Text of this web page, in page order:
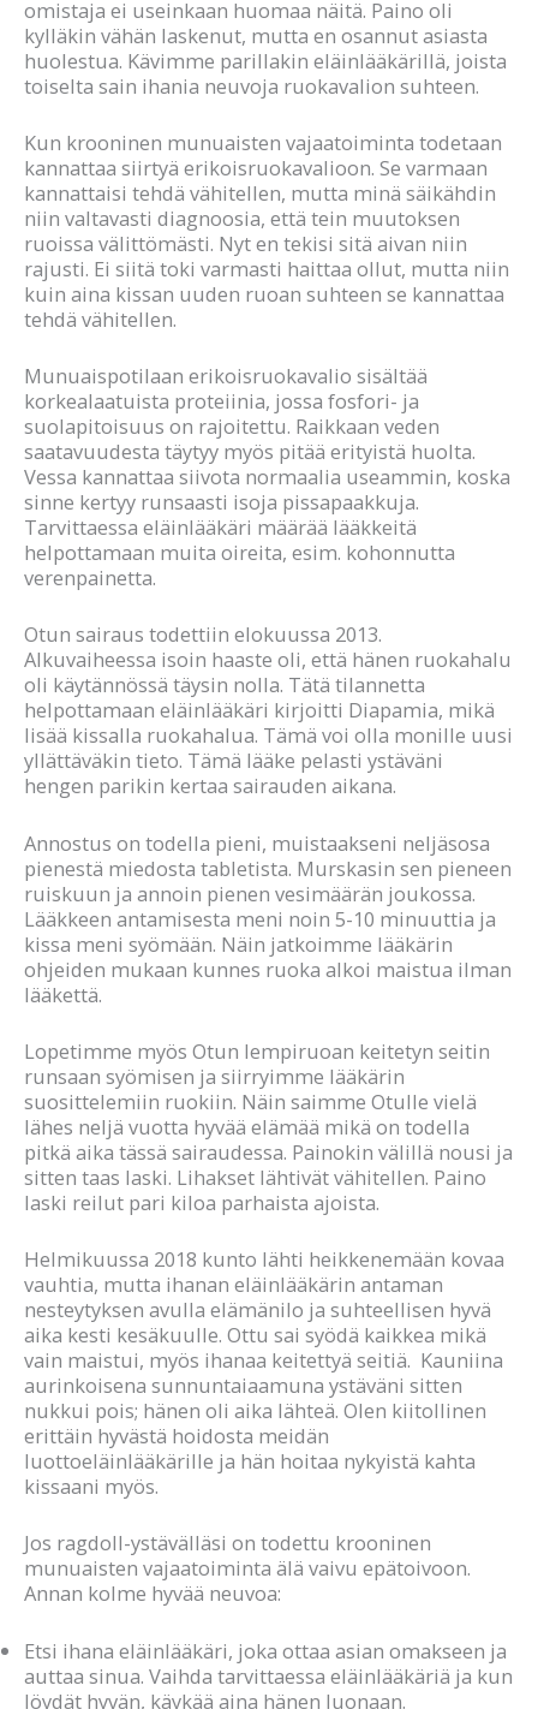
omistaja ei useinkaan huomaa näitä. Paino oli
kylläkin vähän laskenut, mutta en osannut asiasta
huolestua. Kävimme parillakin eläinlääkärillä, joista
toiselta sain ihania neuvoja ruokavalion suhteen.
Kun krooninen munuaisten vajaatoiminta todetaan
kannattaa siirtyä erikoisruokavalioon. Se varmaan
kannattaisi tehdä vähitellen, mutta minä säikähdin
niin valtavasti diagnoosia, että tein muutoksen
ruoissa välittömästi. Nyt en tekisi sitä aivan niin
rajusti. Ei siitä toki varmasti haittaa ollut, mutta niin
kuin aina kissan uuden ruoan suhteen se kannattaa
tehdä vähitellen.
Munuaispotilaan erikoisruokavalio sisältää
korkealaatuista proteiinia, jossa fosfori- ja
suolapitoisuus on rajoitettu. Raikkaan veden
saatavuudesta täytyy myös pitää erityistä huolta.
Vessa kannattaa siivota normaalia useammin, koska
sinne kertyy runsaasti isoja pissapaakkuja.
Tarvittaessa eläinlääkäri määrää lääkkeitä
helpottamaan muita oireita, esim. kohonnutta
verenpainetta.
Otun sairaus todettiin elokuussa 2013.
Alkuvaiheessa isoin haaste oli, että hänen ruokahalu
oli käytännössä täysin nolla. Tätä tilannetta
helpottamaan eläinlääkäri kirjoitti Diapamia, mikä
lisää kissalla ruokahalua. Tämä voi olla monille uusi
yllättäväkin tieto. Tämä lääke pelasti ystäväni
hengen parikin kertaa sairauden aikana.
Annostus on todella pieni, muistaakseni neljäsosa
pienestä miedosta tabletista. Murskasin sen pieneen
ruiskuun ja annoin pienen vesimäärän joukossa.
Lääkkeen antamisesta meni noin 5-10 minuuttia ja
kissa meni syömään. Näin jatkoimme lääkärin
ohjeiden mukaan kunnes ruoka alkoi maistua ilman
lääkettä.
Lopetimme myös Otun lempiruoan keitetyn seitin
runsaan syömisen ja siirryimme lääkärin
suosittelemiin ruokiin. Näin saimme Otulle vielä
lähes neljä vuotta hyvää elämää mikä on todella
pitkä aika tässä sairaudessa. Painokin välillä nousi ja
sitten taas laski. Lihakset lähtivät vähitellen. Paino
laski reilut pari kiloa parhaista ajoista.
Helmikuussa 2018 kunto lähti heikkenemään kovaa
vauhtia, mutta ihanan eläinlääkärin antaman
nesteytyksen avulla elämänilo ja suhteellisen hyvä
aika kesti kesäkuulle. Ottu sai syödä kaikkea mikä
vain maistui, myös ihanaa keitettyä seitiä. Kauniina
aurinkoisena sunnuntaiaamuna ystäväni sitten
nukkui pois; hänen oli aika lähteä. Olen kiitollinen
erittäin hyvästä hoidosta meidän
luottoeläinlääkärille ja hän hoitaa nykyistä kahta
kissaani myös.
Jos ragdoll-ystävälläsi on todettu krooninen
munuaisten vajaatoiminta älä vaivu epätoivoon.
Annan kolme hyvää neuvoa:
Etsi ihana eläinlääkäri, joka ottaa asian omakseen ja
auttaa sinua. Vaihda tarvittaessa eläinlääkäriä ja kun
löydät hyvän, käykää aina hänen luonaan.